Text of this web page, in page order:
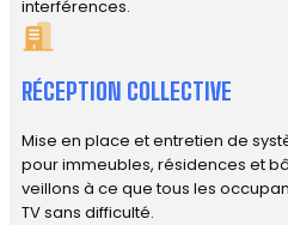
interférences.
RÉCEPTION COLLECTIVE
Mise en place et entretien de
pour immeubles, résidences et
veillons à ce que tous les
TV sans difficulté.